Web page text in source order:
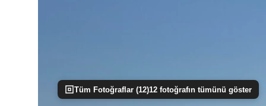
Tüm Fotoğraflar (12)12 fotoğrafın tümünü göster